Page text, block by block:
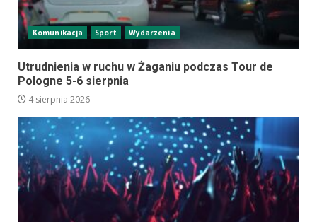
Komunikacja Sport Wydarzenia
Utrudnienia w ruchu w Żaganiu podczas Tour de
Pologne 5-6 sierpnia
4 sierpnia 2026